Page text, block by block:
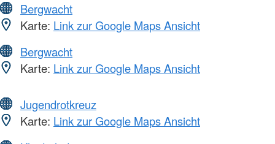
Bergwacht
Karte: Link zur Google Maps Ansicht
Bergwacht
Karte: Link zur Google Maps Ansicht
Jugendrotkreuz
Karte: Link zur Google Maps Ansicht